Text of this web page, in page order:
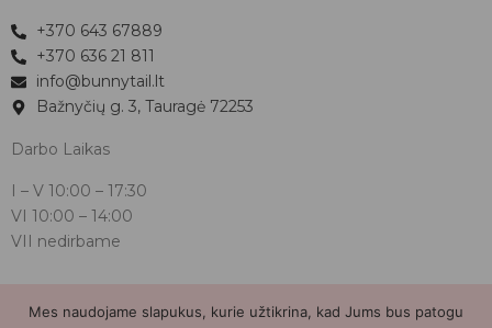
+370 643 67889
+370 636 21 811
info@bunnytail.lt
Bažnyčių g. 3, Tauragė 72253
Darbo Laikas
I – V 10:00 – 17:30
VI 10:00 – 14:00
VII nedirbame
Bunnytail.lt| Copyright 2026 | Svetainė sukurtaMyra.lt
Mes naudojame slapukus, kurie užtikrina, kad Jums bus patogu